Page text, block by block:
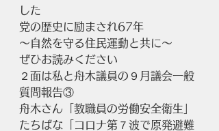
した
党の歴史に励まされ67年
～自然を守る住民運動と共に～
ぜひお読みください
２面は私と舟木議員の９月議会一般
質問報告③
舟木さん「教職員の労働安全衛生」
たちばな「コロナ第７波で原発避難